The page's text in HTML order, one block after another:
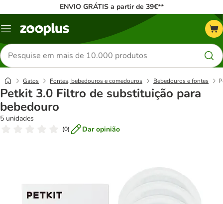
ENVIO GRÁTIS a partir de 39€**
Menu
Pesquisar
produtos
Gatos Fontes, bebedouros e comedouros Bebedouros e fontes
Petkit 3.0 Filtro de substituição para
bebedouro
5 unidades
(0) Dar opinião